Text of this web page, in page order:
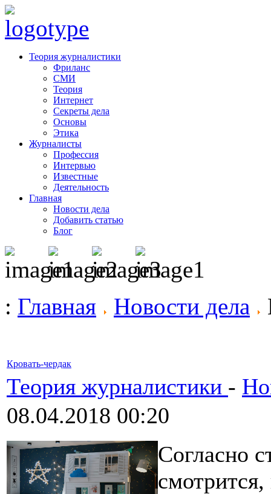
Теория журналистики
Фриланс
СМИ
Теория
Интернет
Секреты дела
Основы
Этика
Журналисты
Профессия
Интервью
Известные
Деятельность
Главная
Новости дела
Добавить статью
Блог
: Главная Новости дела
Кровать-чердак
Теория журналистики -
08.04.2018 00:20
Согласно
смотрится,